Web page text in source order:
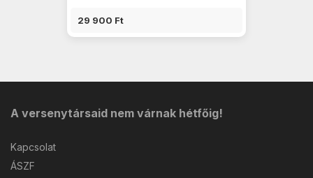
29 900 Ft
A versenytársaid nem várnak hétfőig!
Kapcsolat
ÁSZF